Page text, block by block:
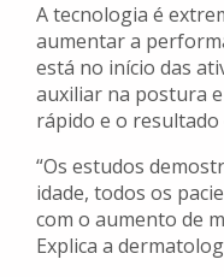
A tecnologia é
aumentar a
está no início das
auxiliar na postura
rápido e o resultado
“Os estudos
idade, todos os
com o aumento de
Explica a